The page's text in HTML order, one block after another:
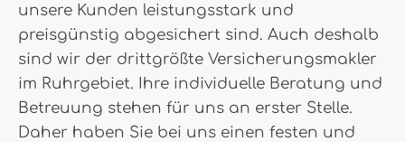
unsere Kunden leistungsstark und
preisgünstig abgesichert sind. Auch deshalb
sind wir der drittgrößte Versicherungsmakler
im Ruhrgebiet. Ihre individuelle Beratung und
Betreuung stehen für uns an erster Stelle.
Daher haben Sie bei uns einen festen und